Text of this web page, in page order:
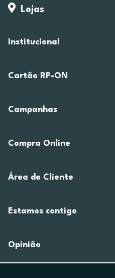
Lojas
Institucional
Cartão RP-ON
Campanhas
Compra Online
Área de Cliente
Estamos contigo
Opinião